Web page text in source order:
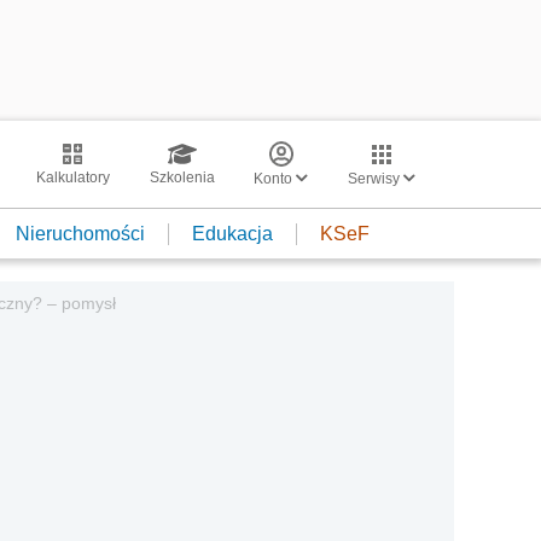
Kalkulatory Szkolenia Konto Serwisy
Nieruchomości Edukacja KSeF
– pomysł